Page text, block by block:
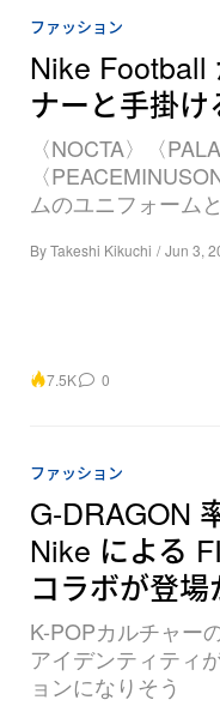
ファッション
Nike Football
ナーと手掛け
〈NOCTA〉〈
〈
ムのユニフォーム
ByTakeshi Kikuchi / Jun 3,
7.5K 0
ファッション
G-DRAGON
Nike による
コラボが登場
K-POPカルチャー
アイデンティティ
ョンになりそう